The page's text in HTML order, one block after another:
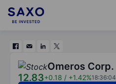
Omeros Corp.
12.83+0.18 / +1.42%18:36:04